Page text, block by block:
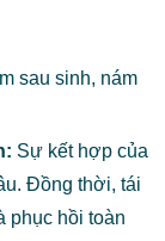
sau sinh, nám
Sự kết hợp của
Đồng thời, tái
phục hồi toàn